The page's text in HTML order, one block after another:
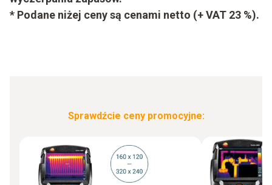
* Podane niżej ceny są cenami netto (+ VAT 23 %).
Sprawdźcie ceny promocyjne: